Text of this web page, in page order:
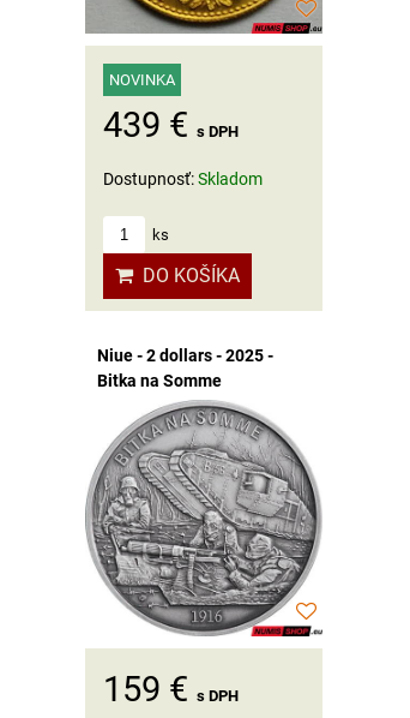
NOVINKA
439 € s DPH
Dostupnosť:Skladom
ks
DO KOŠÍKA
Niue - 2 dollars - 2025 -
Bitka na Somme
159 € s DPH